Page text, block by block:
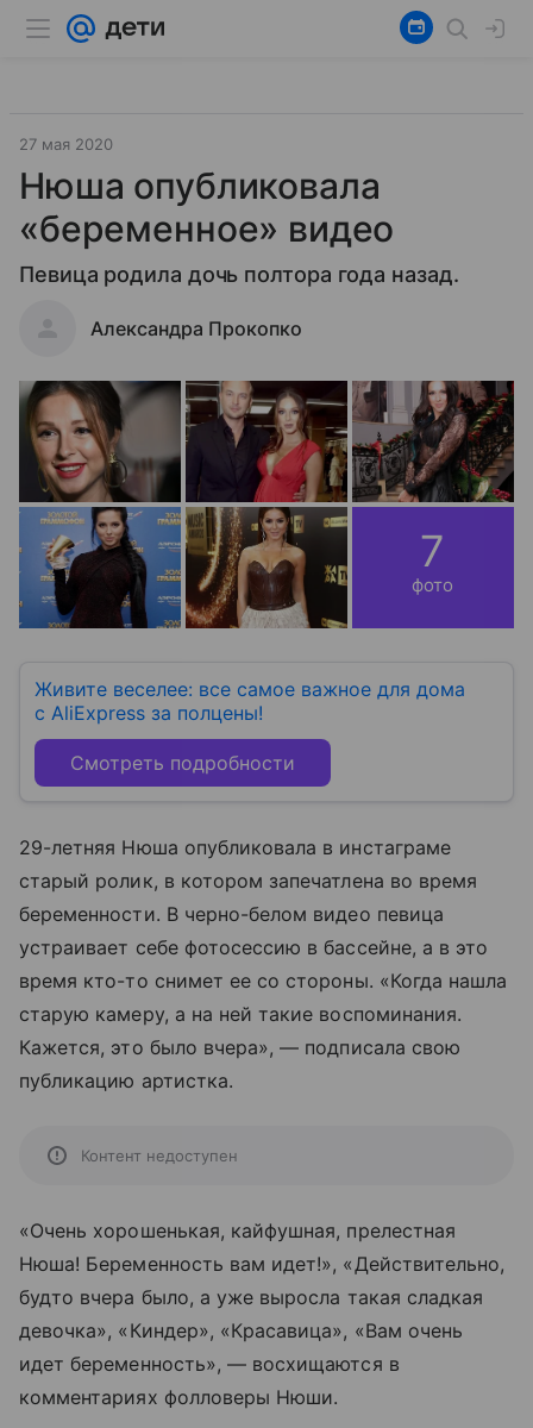
27 мая 2020
Нюша опубликовала
«беременное» видео
Певица родила дочь полтора года назад.
Александра Прокопко
7
фото
Живите веселее: все самое важное для дома
с AliExpress за полцены!
Смотреть подробности
29-летняя Нюша опубликовала в инстаграме
старый ролик, в котором запечатлена во время
беременности. В черно-белом видео певица
устраивает себе фотосессию в бассейне, а в это
время кто-то снимет ее со стороны. «Когда нашла
старую камеру, а на ней такие воспоминания.
Кажется, это было вчера», — подписала свою
публикацию артистка.
Контент недоступен
«Очень хорошенькая, кайфушная, прелестная
Нюша! Беременность вам идет!», «Действительно,
будто вчера было, а уже выросла такая сладкая
девочка», «Киндер», «Красавица», «Вам очень
идет беременность», — восхищаются в
комментариях фолловеры Нюши.